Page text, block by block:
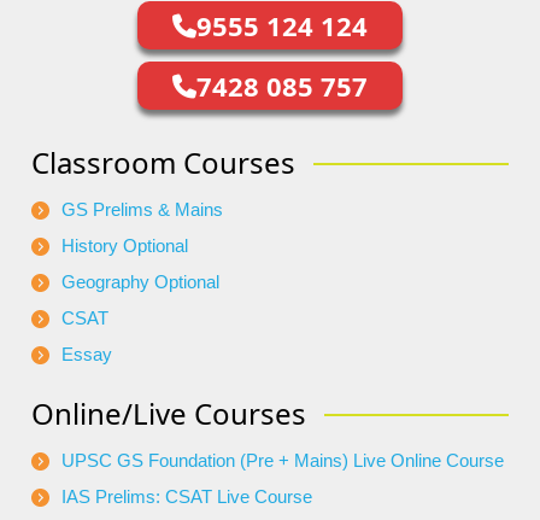
9555 124 124
7428 085 757
Classroom Courses
GS Prelims & Mains
History Optional
Geography Optional
CSAT
Essay
Online/Live Courses
UPSC GS Foundation (Pre + Mains) Live Online Course
IAS Prelims: CSAT Live Course